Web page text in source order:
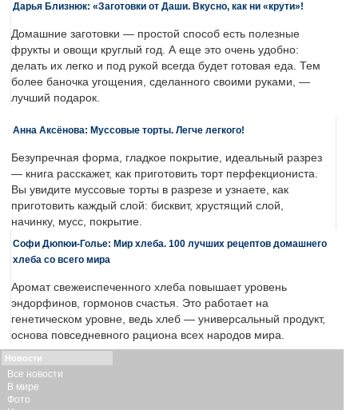
Дарья Близнюк: «Заготовки от Даши. Вкусно, как ни «крути»!
Домашние заготовки — простой способ есть полезные
фрукты и овощи круглый год. А еще это очень удобно:
делать их легко и под рукой всегда будет готовая еда. Тем
более баночка угощения, сделанного своими руками, —
лучший подарок.
Анна Аксёнова: Муссовые торты. Легче легкого!
Безупречная форма, гладкое покрытие, идеальный разрез
— книга расскажет, как приготовить торт перфекциониста.
Вы увидите муссовые торты в разрезе и узнаете, как
приготовить каждый слой: бисквит, хрустящий слой,
начинку, мусс, покрытие.
Софи Дюпюи-Голье: Мир хлеба. 100 лучших рецептов домашнего
хлеба со всего мира
Аромат свежеиспеченного хлеба повышает уровень
эндорфинов, гормонов счастья. Это работает на
генетическом уровне, ведь хлеб — универсальный продукт,
основа повседневного рациона всех народов мира.
Новости
Все новости
В мире
Фото